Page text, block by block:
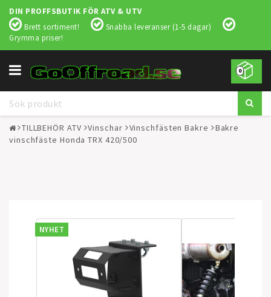
DIN PROFFSBUTIK FÖR ATV & UTV
Brett sortiment!
Snabba leveranser (1-5 dagar)
Grymma priser!
0
Toggle
navigation
TILLBEHÖR ATV Vinschar Vinschfästen Bakre
Bakre
vinschfäste Honda TRX 420/500
NYHET